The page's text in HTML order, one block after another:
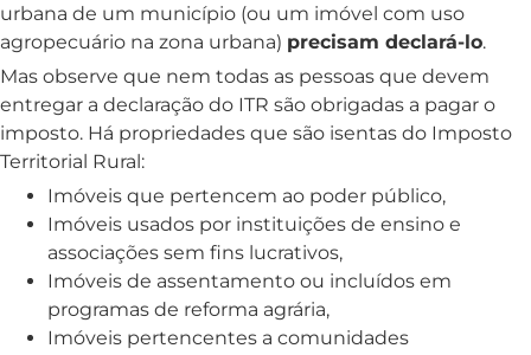
urbana de um município (ou um imóvel com uso
agropecuário na zona urbana) precisam declará-lo.
Mas observe que nem todas as pessoas que devem
entregar a declaração do ITR são obrigadas a pagar o
imposto. Há propriedades que são isentas do Imposto
Territorial Rural:
Imóveis que pertencem ao poder público,
Imóveis usados por instituições de ensino e
associações sem fins lucrativos,
Imóveis de assentamento ou incluídos em
programas de reforma agrária,
Imóveis pertencentes a comunidades